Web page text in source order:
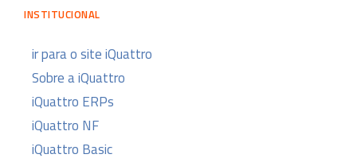
INSTITUCIONAL
ir para o site iQuattro
Sobre a iQuattro
iQuattro ERPs
iQuattro NF
iQuattro Basic